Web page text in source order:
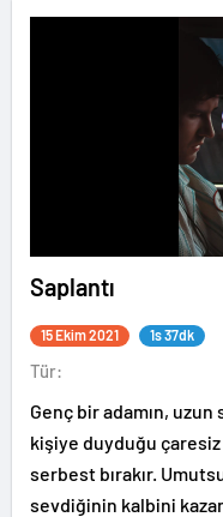
Saplantı
15 Ekim 2021 1s 37dk
Tür:
Genç bir adamın,
kişiye duyduğu
serbest bırakır.
sevdiğinin kalbini